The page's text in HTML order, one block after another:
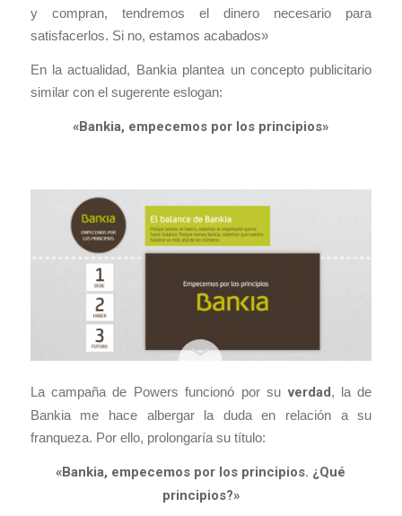
y compran, tendremos el dinero necesario para
satisfacerlos. Si no, estamos acabados»
En la actualidad, Bankia plantea un concepto publicitario
similar con el sugerente eslogan:
«Bankia, empecemos por los principios»
La campaña de Powers funcionó por suverdad , la de
Bankia me hace albergar la duda en relación a su
franqueza. Por ello, prolongaría su título:
«Bankia, empecemos por los principios. ¿Qué
principios?»